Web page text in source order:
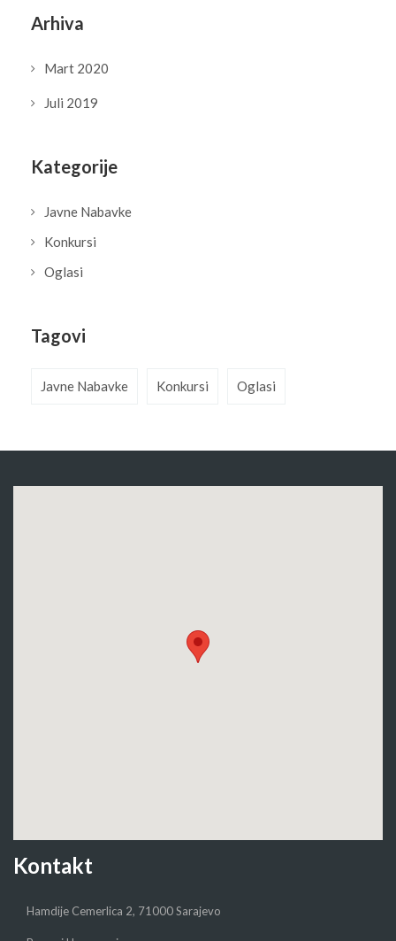
Arhiva
Mart 2020
Juli 2019
Kategorije
Javne Nabavke
Konkursi
Oglasi
Tagovi
Javne Nabavke Konkursi Oglasi
Kontakt
Hamdije Cemerlica 2, 71000 Sarajevo